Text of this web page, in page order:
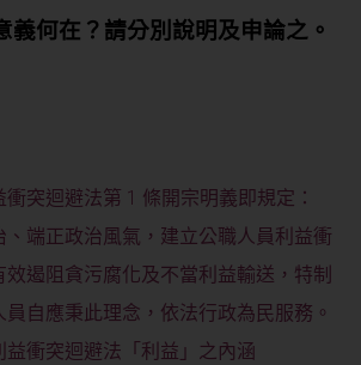
義何在？請分別說明及申論之。
突迴避法第 1 條開宗明義即規定：
、端正政治風氣，建立公職人員利益衝
遏阻貪污腐化及不當利益輸送，特制
自應秉此理念，依法行政為民服務。
益衝突迴避法「利益」之內涵